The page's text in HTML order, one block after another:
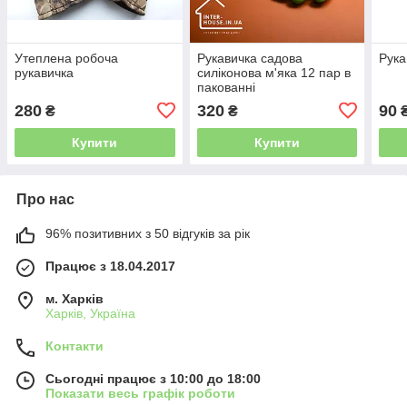
Утеплена робоча
рукавичка
280 ₴
Купити
Рукавичка садова
силіконова м'яка 12 пар в
пакованні
320₴
Купити
90
Про нас
96% позитивних з 50 відгуків за рік
Працює з 18.04.2017
м. Харків
Харків, Україна
Контакти
Сьогодні працює з 10:00 до 18:00
Показати весь графік роботи